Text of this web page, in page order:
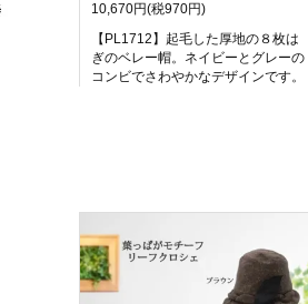
10,670円(税970円)
【PL1712】起毛した厚地の８枚は
ぎのベレー帽。ネイビーとグレーの
コンビでさわやかなデザインです。